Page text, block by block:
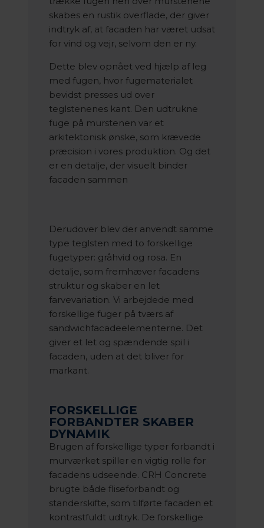
skabes en rustik overflade, der giver
indtryk af, at facaden har været udsat
for vind og vejr, selvom den er ny.
Dette blev opnået ved hjælp af leg
med fugen, hvor fugematerialet
bevidst presses ud over
teglstenenes kant. Den udtrukne
fuge på murstenen var et
arkitektonisk ønske, som krævede
præcision i vores produktion. Og det
er en detalje, der visuelt binder
facaden sammen
Derudover blev der anvendt samme
type teglsten med to forskellige
fugetyper: gråhvid og rosa. En
detalje, som fremhæver facadens
struktur og skaber en let
farvevariation. Vi arbejdede med
forskellige fuger på tværs af
sandwichfacadeelementerne. Det
giver et let og spændende spil i
facaden, uden at det bliver for
markant.
FORSKELLIGE
FORBANDTER SKABER
DYNAMIK
Brugen af forskellige typer forbandt i
murværket spiller en vigtig rolle for
facadens udseende. CRH Concrete
brugte både fliseforbandt og
standerskifte, som tilførte facaden et
kontrastfuldt udtryk. De forskellige